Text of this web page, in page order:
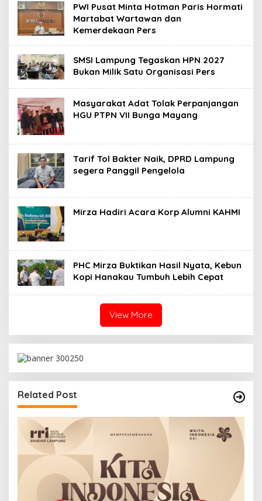
PWI Pusat Minta Hotman Paris Hormati
Martabat Wartawan dan
Kemerdekaan Pers
SMSI Lampung Tegaskan HPN 2027
Bukan Milik Satu Organisasi Pers
‎Masyarakat Adat Tolak Perpanjangan
HGU PTPN VII Bunga Mayang ‎
Tarif Tol Bakter Naik, DPRD Lampung
segera Panggil Pengelola
Mirza Hadiri Acara Korp Alumni KAHMI
PHC Mirza Buktikan Hasil Nyata, Kebun
Kopi Hanakau Tumbuh Lebih Cepat
View More
Related Post